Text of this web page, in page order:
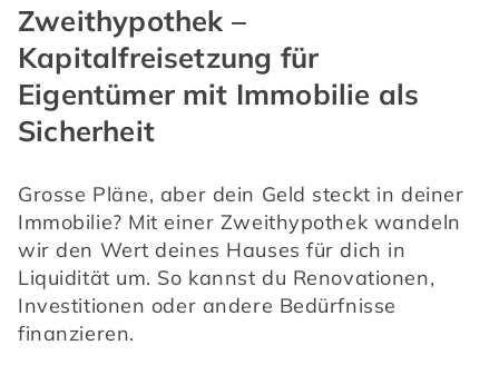
Zweithypothek –
Kapitalfreisetzung für
Eigentümer mit Immobilie als
Sicherheit
Grosse Pläne, aber dein Geld steckt in deiner
Immobilie? Mit einer Zweithypothek wandeln
wir den Wert deines Hauses für dich in
Liquidität um. So kannst du Renovationen,
Investitionen oder andere Bedürfnisse
finanzieren.